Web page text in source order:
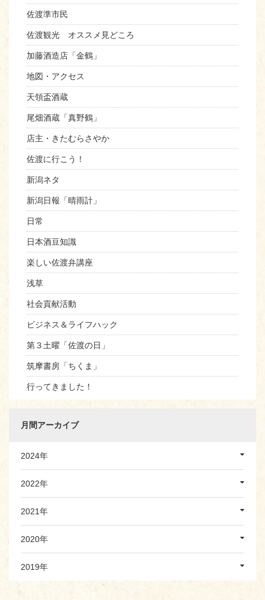
佐渡準市民
佐渡観光 オススメ見どころ
加藤酒造店「金鶴」
地図・アクセス
天領盃酒蔵
尾畑酒蔵「真野鶴」
店主・きたむらさやか
佐渡に行こう！
新潟ネタ
新潟日報「晴雨計」
日常
日本酒豆知識
楽しい佐渡弁講座
浅草
社会貢献活動
ビジネス＆ライフハック
第３土曜「佐渡の日」
筑摩書房「ちくま」
行ってきました！
月間アーカイブ
2024年
2022年
2021年
2020年
2019年